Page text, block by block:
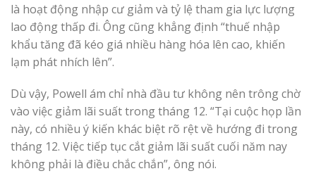
là hoạt động nhập cư giảm và tỷ lệ tham gia lực lượng
lao động thấp đi. Ông cũng khẳng định “thuế nhập
khẩu tăng đã kéo giá nhiều hàng hóa lên cao, khiến
lạm phát nhích lên”.
Dù vậy, Powell ám chỉ nhà đầu tư không nên trông chờ
vào việc giảm lãi suất trong tháng 12. “Tại cuộc họp lần
này, có nhiều ý kiến khác biệt rõ rệt về hướng đi trong
tháng 12. Việc tiếp tục cắt giảm lãi suất cuối năm nay
không phải là điều chắc chắn”, ông nói.